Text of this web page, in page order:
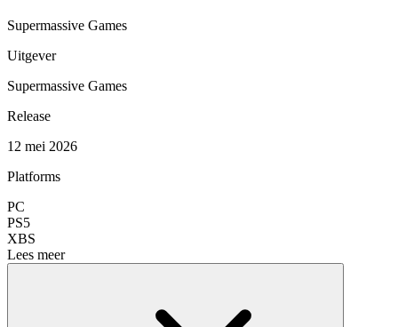
Supermassive Games
Uitgever
Supermassive Games
Release
12 mei 2026
Platforms
PC
PS5
XBS
Lees meer